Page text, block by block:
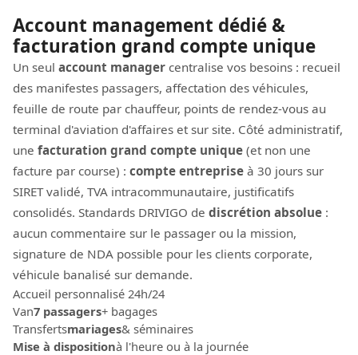
Account management dédié &
facturation grand compte unique
Un seul account manager centralise vos besoins : recueil
des manifestes passagers, affectation des véhicules,
feuille de route par chauffeur, points de rendez-vous au
terminal d'aviation d'affaires et sur site. Côté administratif,
une facturation grand compte unique (et non une
facture par course) : compte entreprise à 30 jours sur
SIRET validé, TVA intracommunautaire, justificatifs
consolidés. Standards DRIVIGO de discrétion absolue :
aucun commentaire sur le passager ou la mission,
signature de NDA possible pour les clients corporate,
véhicule banalisé sur demande.
Accueil personnalisé 24h/24
Van7 passagers+ bagages
Transfertsmariages& séminaires
Mise à dispositionà l'heure ou à la journée